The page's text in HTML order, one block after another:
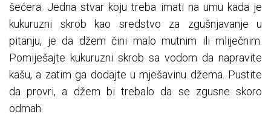
šećera. Jedna stvar koju treba imati na umu kada je
kukuruzni skrob kao sredstvo za zgušnjavanje u
pitanju, je da džem čini malo mutnim ili mliječnim.
Pomiješajte kukuruzni skrob sa vodom da napravite
kašu, a zatim ga dodajte u mješavinu džema. Pustite
da provri, a džem bi trebalo da se zgusne skoro
odmah.